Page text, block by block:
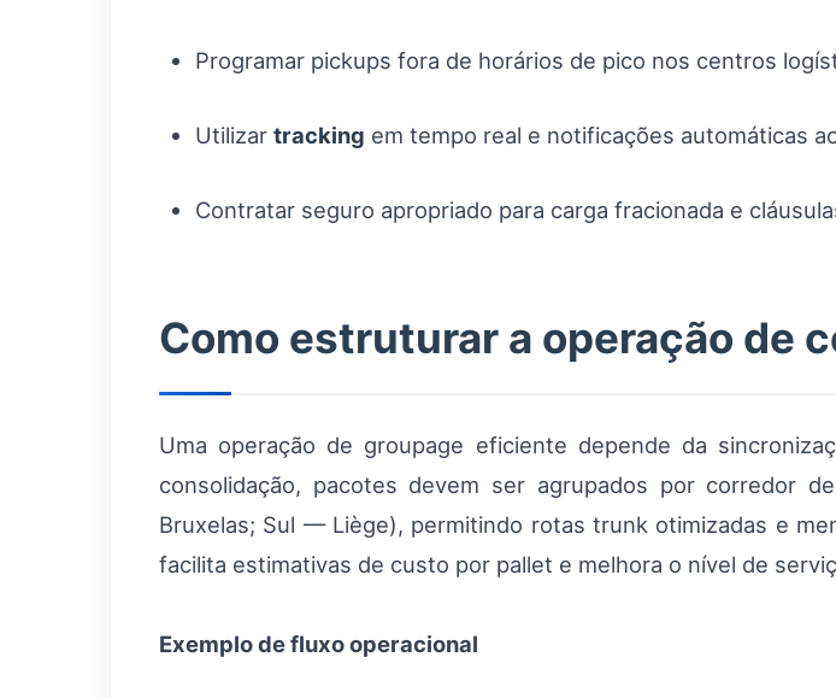
Programar pickups fora de horários de pico nos centros
Utilizar tracking em tempo real e notificações automáticas
Contratar seguro apropriado para carga fracionada e
Como estruturar a operação de
Uma operação de groupage eficiente depende da
consolidação, pacotes devem ser agrupados por corredor
Bruxelas; Sul — Liège), permitindo rotas trunk otimizadas e
facilita estimativas de custo por pallet e melhora o nível de
Exemplo de fluxo operacional